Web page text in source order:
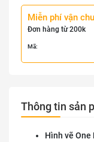
Miễn phí vận
Đơn hàng từ 200k
Mã:
Thông tin sản
Hình vẽ